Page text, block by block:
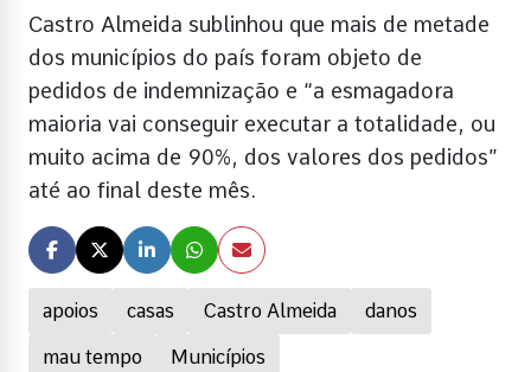
apoios casas Castro Almeida danos
mau tempo Municípios
Castro Almeida sublinhou que mais de metade
dos municípios do país foram objeto de
pedidos de indemnização e “a esmagadora
maioria vai conseguir executar a totalidade, ou
muito acima de 90%, dos valores dos pedidos”
até ao final deste mês.